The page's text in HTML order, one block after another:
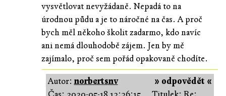
vysvětlovat nevyžádaně. Nepadá to na
úrodnou půdu a je to náročné na čas. A proč
bych měl někoho školit zadarmo, kdo navíc
ani nemá dlouhodobě zájem. Jen by mě
zajímalo, proč sem pořád opakovaně chodíte.
» odpovědět «
Autor:norbertsnv